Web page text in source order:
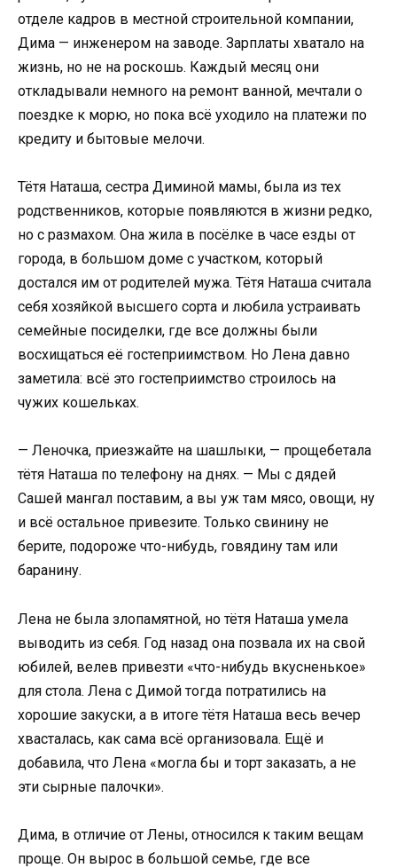
отделе кадров в местной строительной компании,
Дима — инженером на заводе. Зарплаты хватало на
жизнь, но не на роскошь. Каждый месяц они
откладывали немного на ремонт ванной, мечтали о
поездке к морю, но пока всё уходило на платежи по
кредиту и бытовые мелочи.
Тётя Наташа, сестра Диминой мамы, была из тех
родственников, которые появляются в жизни редко,
но с размахом. Она жила в посёлке в часе езды от
города, в большом доме с участком, который
достался им от родителей мужа. Тётя Наташа считала
себя хозяйкой высшего сорта и любила устраивать
семейные посиделки, где все должны были
восхищаться её гостеприимством. Но Лена давно
заметила: всё это гостеприимство строилось на
чужих кошельках.
— Леночка, приезжайте на шашлыки, — прощебетала
тётя Наташа по телефону на днях. — Мы с дядей
Сашей мангал поставим, а вы уж там мясо, овощи, ну
и всё остальное привезите. Только свинину не
берите, подороже что-нибудь, говядину там или
баранину.
Лена не была злопамятной, но тётя Наташа умела
выводить из себя. Год назад она позвала их на свой
юбилей, велев привезти «что-нибудь вкусненькое»
для стола. Лена с Димой тогда потратились на
хорошие закуски, а в итоге тётя Наташа весь вечер
хвасталась, как сама всё организовала. Ещё и
добавила, что Лена «могла бы и торт заказать, а не
эти сырные палочки».
Дима, в отличие от Лены, относился к таким вещам
проще. Он вырос в большой семье, где все